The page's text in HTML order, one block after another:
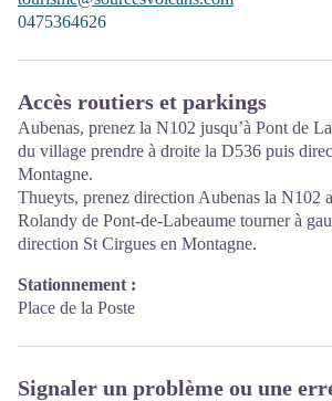
0475364626
Accès routiers et parkings
Aubenas, prenez la N102 jusqu’à Pont de
du village prendre à droite la D536 puis
Montagne.
Thueyts, prenez direction Aubenas la N102
Rolandy de Pont-de-Labeaume tourner à
direction St Cirgues en Montagne.
Stationnement :
Place de la Poste
Signaler un problème ou une